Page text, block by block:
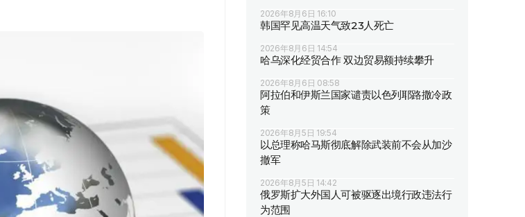
2026年8月6日 16:10
韩国罕见高温天气致23人死亡
2026年8月6日 14:54
哈乌深化经贸合作 双边贸易额持续攀升
2026年8月6日 08:58
阿拉伯和伊斯兰国家谴责以色列耶路撒冷政
策
2026年8月5日 19:54
以总理称哈马斯彻底解除武装前不会从加沙
撤军
2026年8月5日 14:42
俄罗斯扩大外国人可被驱逐出境行政违法行
为范围